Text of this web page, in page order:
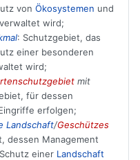
von Ökosystemen und
wird;
: Schutzgebiet, das
einer besonderen
wird;
mit
für dessen
erfolgen;
Landschaft/Geschützes
dessen Management
einer Landschaft